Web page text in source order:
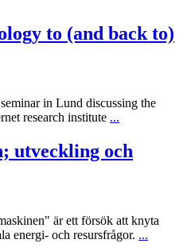
to (and back to)
in Lund discussing the
research institute ...
utveckling och
är ett försök att knyta
energi- och resursfrågor. ...